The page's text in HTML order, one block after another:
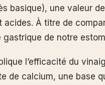
basique), une valeur
À titre de
gastrique de notre
l’efficacité du
de calcium, une base